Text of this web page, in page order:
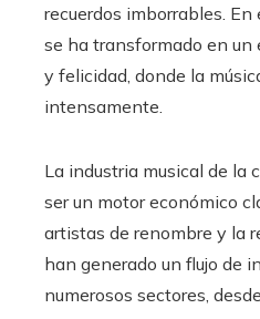
recuerdos imborrables.
se ha transformado en
y felicidad, donde la
intensamente.
La industria musical de la
ser un motor económico
artistas de renombre y la
han generado un flujo de
numerosos sectores,